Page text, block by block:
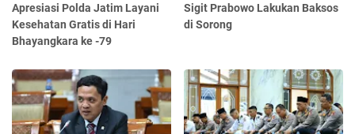
Apresiasi Polda Jatim Layani
Kesehatan Gratis di Hari
Bhayangkara ke -79
Sigit Prabowo Lakukan Baksos
di Sorong